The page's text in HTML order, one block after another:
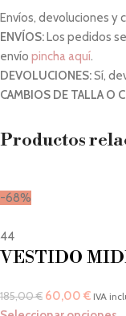
Envíos, devoluciones y
ENVÍOS:Los pedidos
envío pincha aquí.
DEVOLUCIONES:Sí,
CAMBIOS DE TALLA O
Productos
-68%
44
VESTIDO
185,00€ 60,00 € IVA